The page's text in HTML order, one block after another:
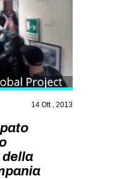
14 Ott , 2013
della